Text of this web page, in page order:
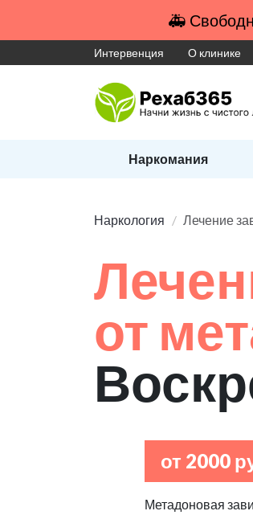
🚑
Интервенция О клинике
Наркомания
Наркология Лечение
от
от 2000
Метадоновая